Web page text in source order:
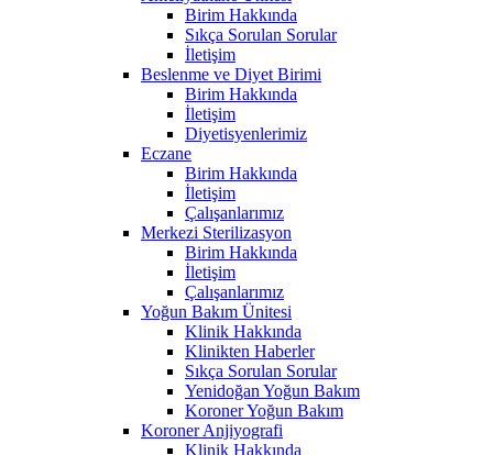
Birim Hakkında
Sıkça Sorulan Sorular
İletişim
Beslenme ve Diyet Birimi
Birim Hakkında
İletişim
Diyetisyenlerimiz
Eczane
Birim Hakkında
İletişim
Çalışanlarımız
Merkezi Sterilizasyon
Birim Hakkında
İletişim
Çalışanlarımız
Yoğun Bakım Ünitesi
Klinik Hakkında
Klinikten Haberler
Sıkça Sorulan Sorular
Yenidoğan Yoğun Bakım
Koroner Yoğun Bakım
Koroner Anjiyografi
Klinik Hakkında